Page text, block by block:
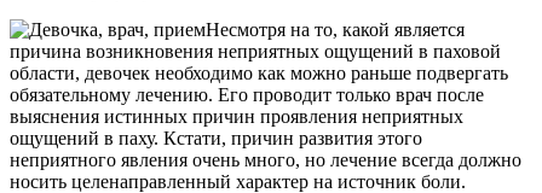
Несмотря на то, какой является
причина возникновения неприятных ощущений в паховой
области, девочек необходимо как можно раньше подвергать
обязательному лечению. Его проводит только врач после
выяснения истинных причин проявления неприятных
ощущений в паху. Кстати, причин развития этого
неприятного явления очень много, но лечение всегда должно
носить целенаправленный характер на источник боли.